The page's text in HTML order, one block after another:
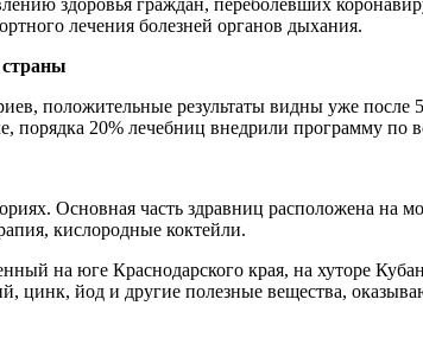
лечения болезней органов дыхания.
страны
положительные результаты видны уже
порядка 20% лечебниц внедрили программу по
Основная часть здравниц расположена на
кислородные коктейли.
на юге Краснодарского края, на хуторе
цинк, йод и другие полезные вещества,